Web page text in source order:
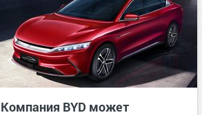
Компания BYD может